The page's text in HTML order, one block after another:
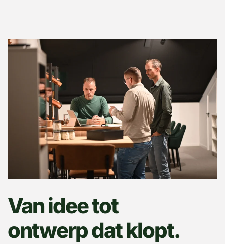
Van idee tot
ontwerp dat klopt.